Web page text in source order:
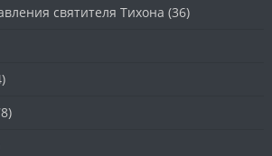
святителя Тихона (36)